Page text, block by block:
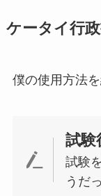
ケータイ行
僕の使用方法を
試験
試験
うだ